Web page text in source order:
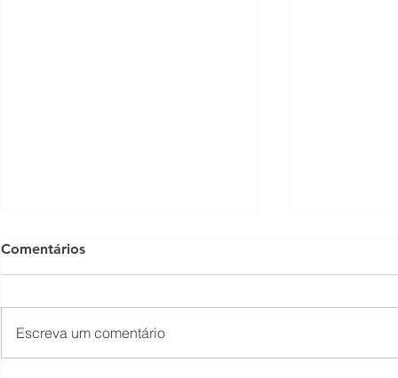
Comentários
Escreva um comentário